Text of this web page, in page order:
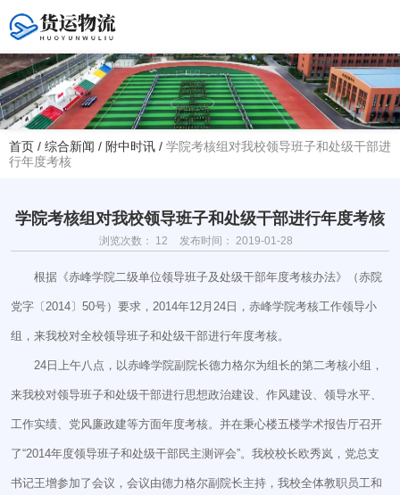
您好！欢迎访问赤峰大学附属中学官方网站！
赤峰市红山区大新地路29号
首页 / 综合新闻 / 附中时讯 / 学院考核组对我校领导班子和处级干部进
行年度考核
学院考核组对我校领导班子和处级干部进行年度考核
浏览次数： 12 发布时间： 2019-01-28
根据《赤峰学院二级单位领导班子及处级干部年度考核办法》（赤院
党字〔2014〕50号）要求，2014年12月24日，赤峰学院考核工作领导小
组，来我校对全校领导班子和处级干部进行年度考核。
24日上午八点，以赤峰学院副院长德力格尔为组长的第二考核小组，
来我校对领导班子和处级干部进行思想政治建设、作风建设、领导水平、
工作实绩、党风廉政建等方面年度考核。并在秉心楼五楼学术报告厅召开
了“2014年度领导班子和处级干部民主测评会”。我校校长欧秀岚，党总支
书记王增参加了会议，会议由德力格尔副院长主持，我校全体教职员工和